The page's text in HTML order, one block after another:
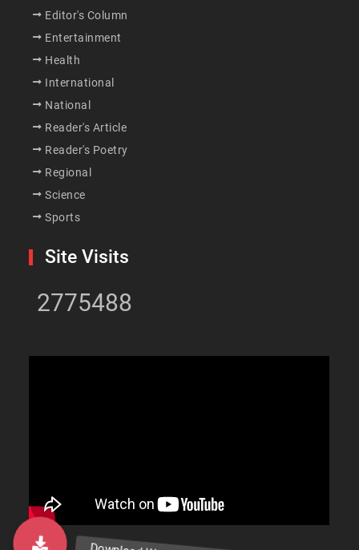
Editor's Column
Entertainment
Health
International
National
Reader's Article
Reader's Poetry
Regional
Science
Sports
Site Visits
2775488